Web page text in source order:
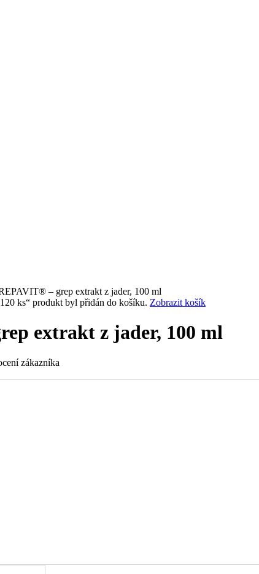
– grep extrakt z jader, 100 ml
ks“ produkt byl přidán do košíku. Zobrazit košík
extrakt z jader, 100 ml
zákazníka